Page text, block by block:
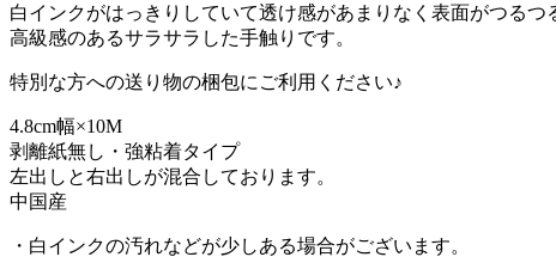
白インクがはっきりしていて透け感があまりなく表面がつるつ
高級感のあるサラサラした手触りです。
特別な方への送り物の梱包にご利用ください♪
4.8cm幅×10M
剥離紙無し・強粘着タイプ
左出しと右出しが混合しております。
中国産
・白インクの汚れなどが少しある場合がございます。